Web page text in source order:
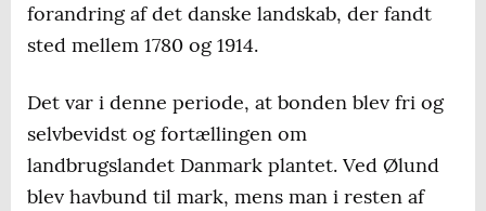
forandring af det danske landskab, der fandt
sted mellem 1780 og 1914.
Det var i denne periode, at bonden blev fri og
selvbevidst og fortællingen om
landbrugslandet Danmark plantet. Ved Ølund
blev havbund til mark, mens man i resten af